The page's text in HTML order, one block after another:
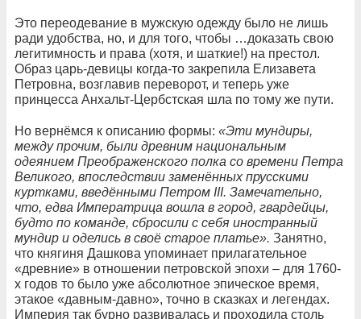
Это переодевание в мужскую одежду было не лишь
ради удобства, но, и для того, чтобы …доказать свою
легитимность и права (хотя, и шаткие!) на престол.
Образ царь-девицы когда-то закрепила Елизавета
Петровна, возглавив переворот, и теперь уже
принцесса Анхальт-Цербстская шла по тому же пути.
Но вернёмся к описанию формы: «Эти мундиры,
между прочим, были древним национальным
одеянием Преображенского полка со времени Петра
Великого, впоследствии заменённых прусскими
куртками, введёнными Петром III. Замечательно,
что, едва Императрица вошла в город, гвардейцы,
будто по команде, сбросили с себя иностранный
мундир и оделись в своё старое платье». Занятно,
что княгиня Дашкова упоминает прилагательное
«древние» в отношении петровской эпохи – для 1760-
х годов то было уже абсолютное эпическое время,
этакое «давным-давно», точно в сказках и легендах.
Империя так бурно развивалась и проходила столь